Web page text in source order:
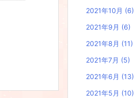
2021年10月 (6)
2021年9月 (6)
2021年8月 (11)
2021年7月 (5)
2021年6月 (13)
2021年5月 (10)